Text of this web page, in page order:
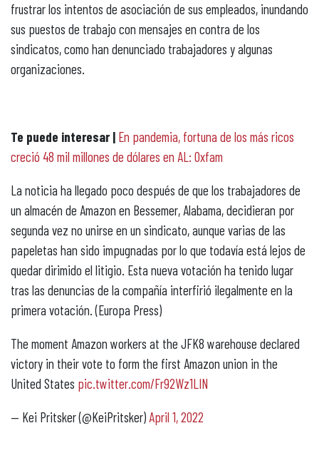
frustrar los intentos de asociación de sus empleados, inundando
sus puestos de trabajo con mensajes en contra de los
sindicatos, como han denunciado trabajadores y algunas
organizaciones.
Te puede interesar | En pandemia, fortuna de los más ricos
creció 48 mil millones de dólares en AL: Oxfam
La noticia ha llegado poco después de que los trabajadores de
un almacén de Amazon en Bessemer, Alabama, decidieran por
segunda vez no unirse en un sindicato, aunque varias de las
papeletas han sido impugnadas por lo que todavía está lejos de
quedar dirimido el litigio. Esta nueva votación ha tenido lugar
tras las denuncias de la compañía interfirió ilegalmente en la
primera votación. (Europa Press)
The moment Amazon workers at the JFK8 warehouse declared
victory in their vote to form the first Amazon union in the
United States pic.twitter.com/Fr92Wz1LIN
— Kei Pritsker (@KeiPritsker) April 1, 2022